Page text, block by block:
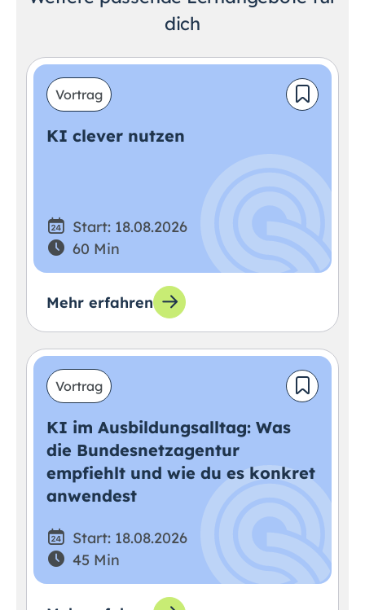
dich
Vortrag
KI clever nutzen
Start: 18.08.2026
60 Min
Mehr erfahren
Vortrag
KI im Ausbildungsalltag: Was
die Bundesnetzagentur
empfiehlt und wie du es konkret
anwendest
Start: 18.08.2026
45 Min